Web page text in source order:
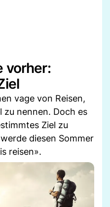
vorher:
vage von Reisen,
zu nennen. Doch es
Ziel zu
diesen Sommer
reisen».